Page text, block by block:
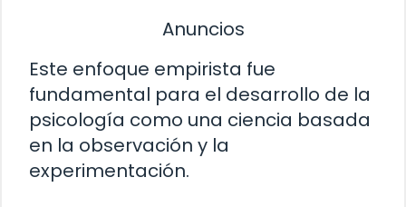
Anuncios
Este enfoque empirista fue
fundamental para el desarrollo de la
psicología como una ciencia basada
en la observación y la
experimentación.